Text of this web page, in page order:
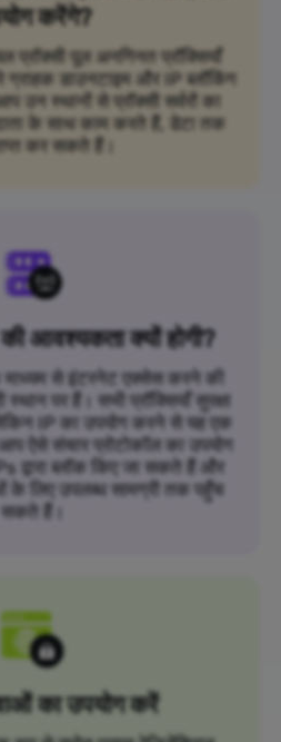
करेंगे?
प्रॉक्सी पूल अनगिनत प्रॉक्सियाँ
ग्राहक डाउनटाइम और IP ब्लॉकिंग
उन स्थानों से प्रॉक्सी सर्वरों का
के साथ काम करते हैं, डेटा तक
कर सकते हैं।
आवश्यकता क्यों होगी?
से इंटरनेट एक्सेस करने की
पर हैं। सभी प्रॉक्सियाँ सुरक्षा
IP का उपयोग करने से यह एक
ऐसे संचार प्रोटोकॉल का उपयोग
द्वारा ब्लॉक किए जा सकते हैं और
के लिए उपलब्ध सामग्री तक पहुँच
सकते हैं।
का उपयोग करें